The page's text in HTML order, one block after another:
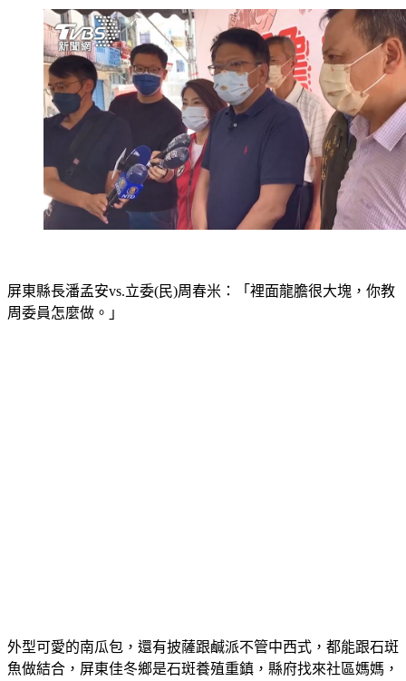
屏東縣長潘孟安vs.立委(民)周春米：「裡面龍膽很大塊，你教
周委員怎麼做。」
外型可愛的南瓜包，還有披薩跟鹹派不管中西式，都能跟石斑
魚做結合，屏東佳冬鄉是石斑養殖重鎮，縣府找來社區媽媽，